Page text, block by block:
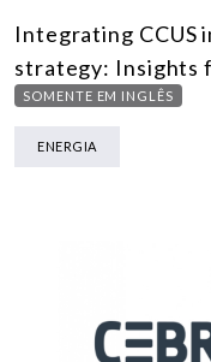
Integrating CCUS
strategy: Insights
SOMENTE EM INGLÊS
ENERGIA